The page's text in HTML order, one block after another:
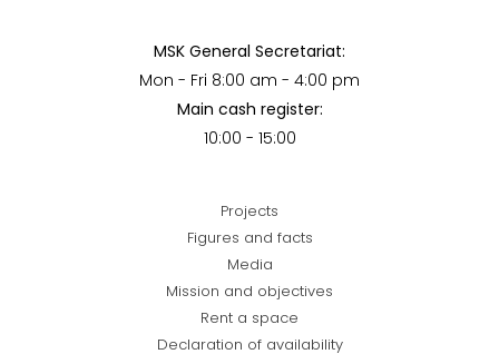
MSK General Secretariat:
Mon - Fri 8:00 am - 4:00 pm
Main cash register:
10:00 - 15:00
Projects
Figures and facts
Media
Mission and objectives
Rent a space
Declaration of availability